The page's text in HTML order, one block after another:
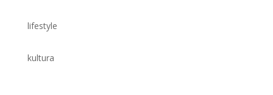
lifestyle
kultura